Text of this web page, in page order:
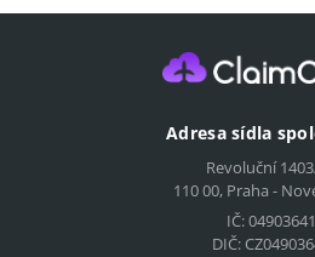
Adresa sídla
Revoluční
110 00, Praha -
IČ: 04903641
DIČ: